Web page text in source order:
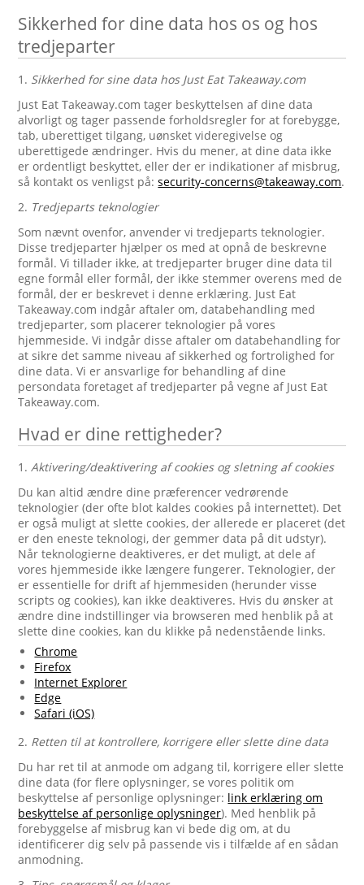
Sikkerhed for dine data hos os og hos
tredjeparter
1. Sikkerhed for sine data hos Just Eat Takeaway.com
Just Eat Takeaway.com tager beskyttelsen af dine data
alvorligt og tager passende forholdsregler for at forebygge,
tab, uberettiget tilgang, uønsket videregivelse og
uberettigede ændringer. Hvis du mener, at dine data ikke
er ordentligt beskyttet, eller der er indikationer af misbrug,
så kontakt os venligst på:security-concerns@takeaway.com.
2. Tredjeparts teknologier
Som nævnt ovenfor, anvender vi tredjeparts teknologier.
Disse tredjeparter hjælper os med at opnå de beskrevne
formål. Vi tillader ikke, at tredjeparter bruger dine data til
egne formål eller formål, der ikke stemmer overens med de
formål, der er beskrevet i denne erklæring. Just Eat
Takeaway.com indgår aftaler om, databehandling med
tredjeparter, som placerer teknologier på vores
hjemmeside. Vi indgår disse aftaler om databehandling for
at sikre det samme niveau af sikkerhed og fortrolighed for
dine data. Vi er ansvarlige for behandling af dine
persondata foretaget af tredjeparter på vegne af Just Eat
Takeaway.com.
Hvad er dine rettigheder?
1.Aktivering/deaktivering af cookies og sletning af cookies
Du kan altid ændre dine præferencer vedrørende
teknologier (der ofte blot kaldes cookies på internettet). Det
er også muligt at slette cookies, der allerede er placeret (det
er den eneste teknologi, der gemmer data på dit udstyr).
Når teknologierne deaktiveres, er det muligt, at dele af
vores hjemmeside ikke længere fungerer. Teknologier, der
er essentielle for drift af hjemmesiden (herunder visse
scripts og cookies), kan ikke deaktiveres. Hvis du ønsker at
ændre dine indstillinger via browseren med henblik på at
slette dine cookies, kan du klikke på nedenstående links.
Chrome
Firefox
Internet Explorer
Edge
Safari (iOS)
2. Retten til at kontrollere, korrigere eller slette dine data
Du har ret til at anmode om adgang til, korrigere eller slette
dine data (for flere oplysninger, se vores politik om
beskyttelse af personlige oplysninger: link erklæring om
beskyttelse af personlige oplysninger). Med henblik på
forebyggelse af misbrug kan vi bede dig om, at du
identificerer dig selv på passende vis i tilfælde af en sådan
anmodning.